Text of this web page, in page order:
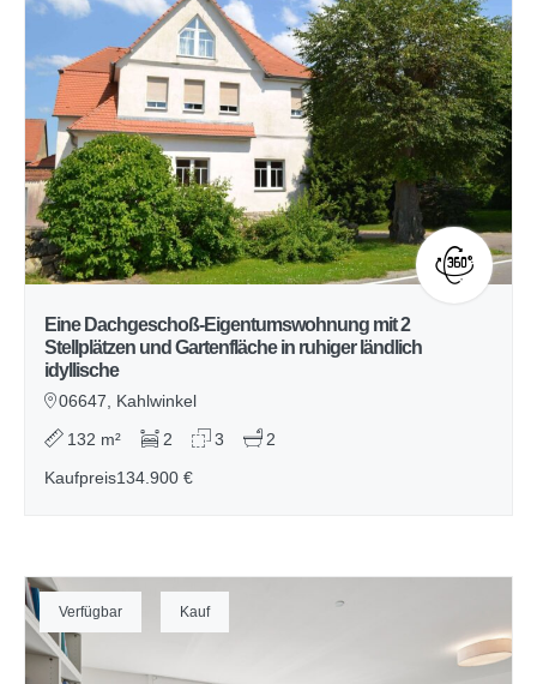
Eine Dachgeschoß-Eigentumswohnung mit 2
Stellplätzen und Gartenfläche in ruhiger ländlich
idyllische
06647, Kahlwinkel
132 m² 2 3
2
Kaufpreis134.900 €
Verfügbar Kauf